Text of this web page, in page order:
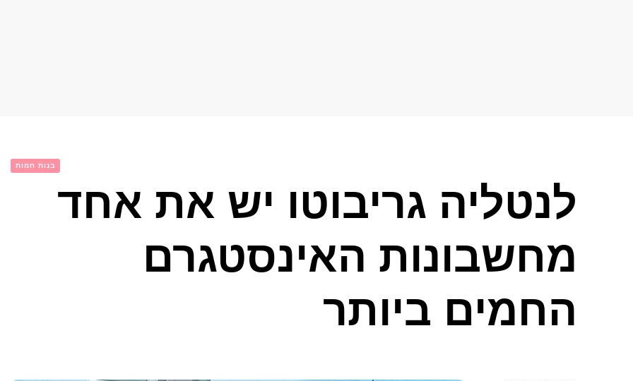
בנות חמות
לנטליה גריבוטו יש את אחד
מחשבונות האינסטגרם
החמים ביותר